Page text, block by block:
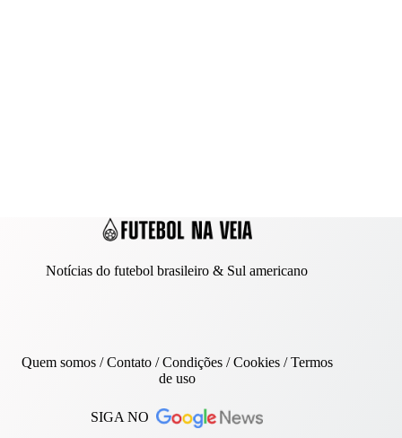
Notícias do futebol brasileiro & Sul americano
Quem somos/Contato/ Condições /Cookies/Termos
de uso
SIGA NO